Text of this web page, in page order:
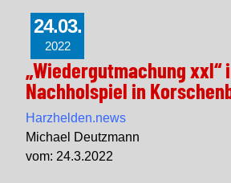
24.03.
2022
„Wiedergutmachung xxl“
Nachholspiel in
Harzhelden.news
Michael Deutzmann
vom: 24.3.2022